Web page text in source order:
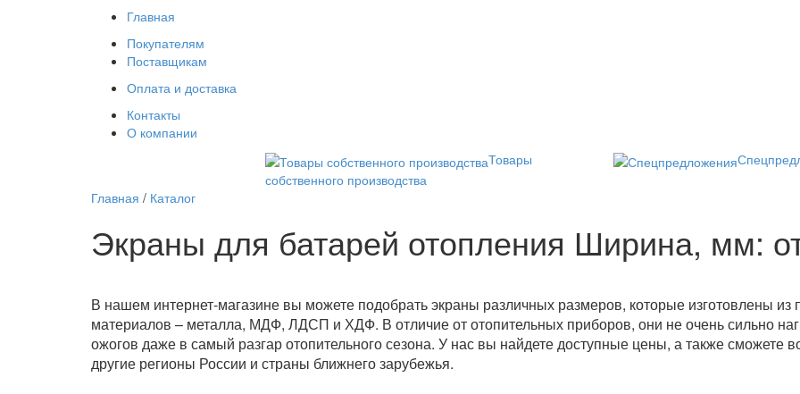
Главная
Покупателям
Поставщикам
Оплата и доставка
Контакты
О компании
Товары
собственного производства
Главная / Каталог
Экраны для батарей отопления Ширина, мм:
В нашем интернет-магазине вы можете подобрать экраны различных размеров, которые изготовлены из
материалов – металла, МДФ, ЛДСП и ХДФ. В отличие от отопительных приборов, они не очень сильно
ожогов даже в самый разгар отопительного сезона. У нас вы найдете доступные цены, а также сможете
другие регионы России и страны ближнего зарубежья.